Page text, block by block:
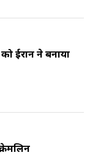
ईरान ने बनाया